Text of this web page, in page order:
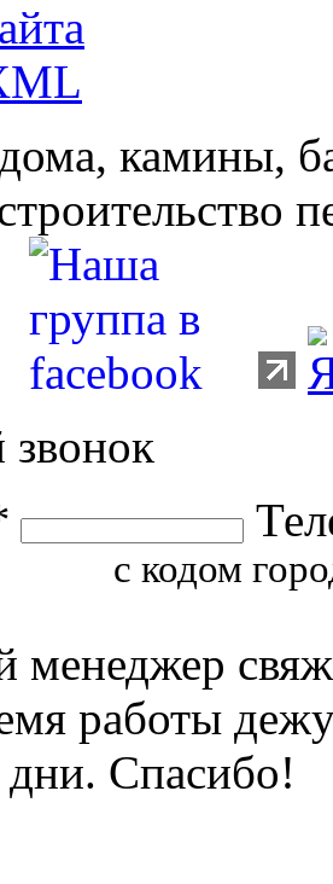
камины,
с кодом
работы
дни. Спасибо!